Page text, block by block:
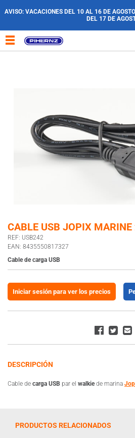
AVISO: VACACIONES DEL 10 AL 16 DE
DEL 17 DE
CABLE USB JOPIX
REF: USB242
EAN: 8435550817327
Cable de carga USB
Iniciar sesión para ver los precios
DESCRIPCIÓN
Cable de carga USB par el walkiede marina
PRODUCTOS RELACIONADOS